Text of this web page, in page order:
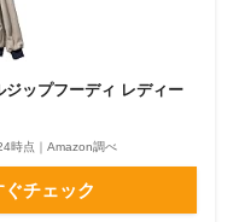
ップフーディ レディー
時点｜Amazon調べ
チェック